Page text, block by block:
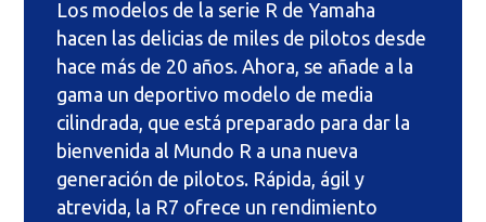
Los modelos de la serie R de Yamaha
hacen las delicias de miles de pilotos desde
hace más de 20 años. Ahora, se añade a la
gama un deportivo modelo de media
cilindrada, que está preparado para dar la
bienvenida al Mundo R a una nueva
generación de pilotos. Rápida, ágil y
atrevida, la R7 ofrece un rendimiento